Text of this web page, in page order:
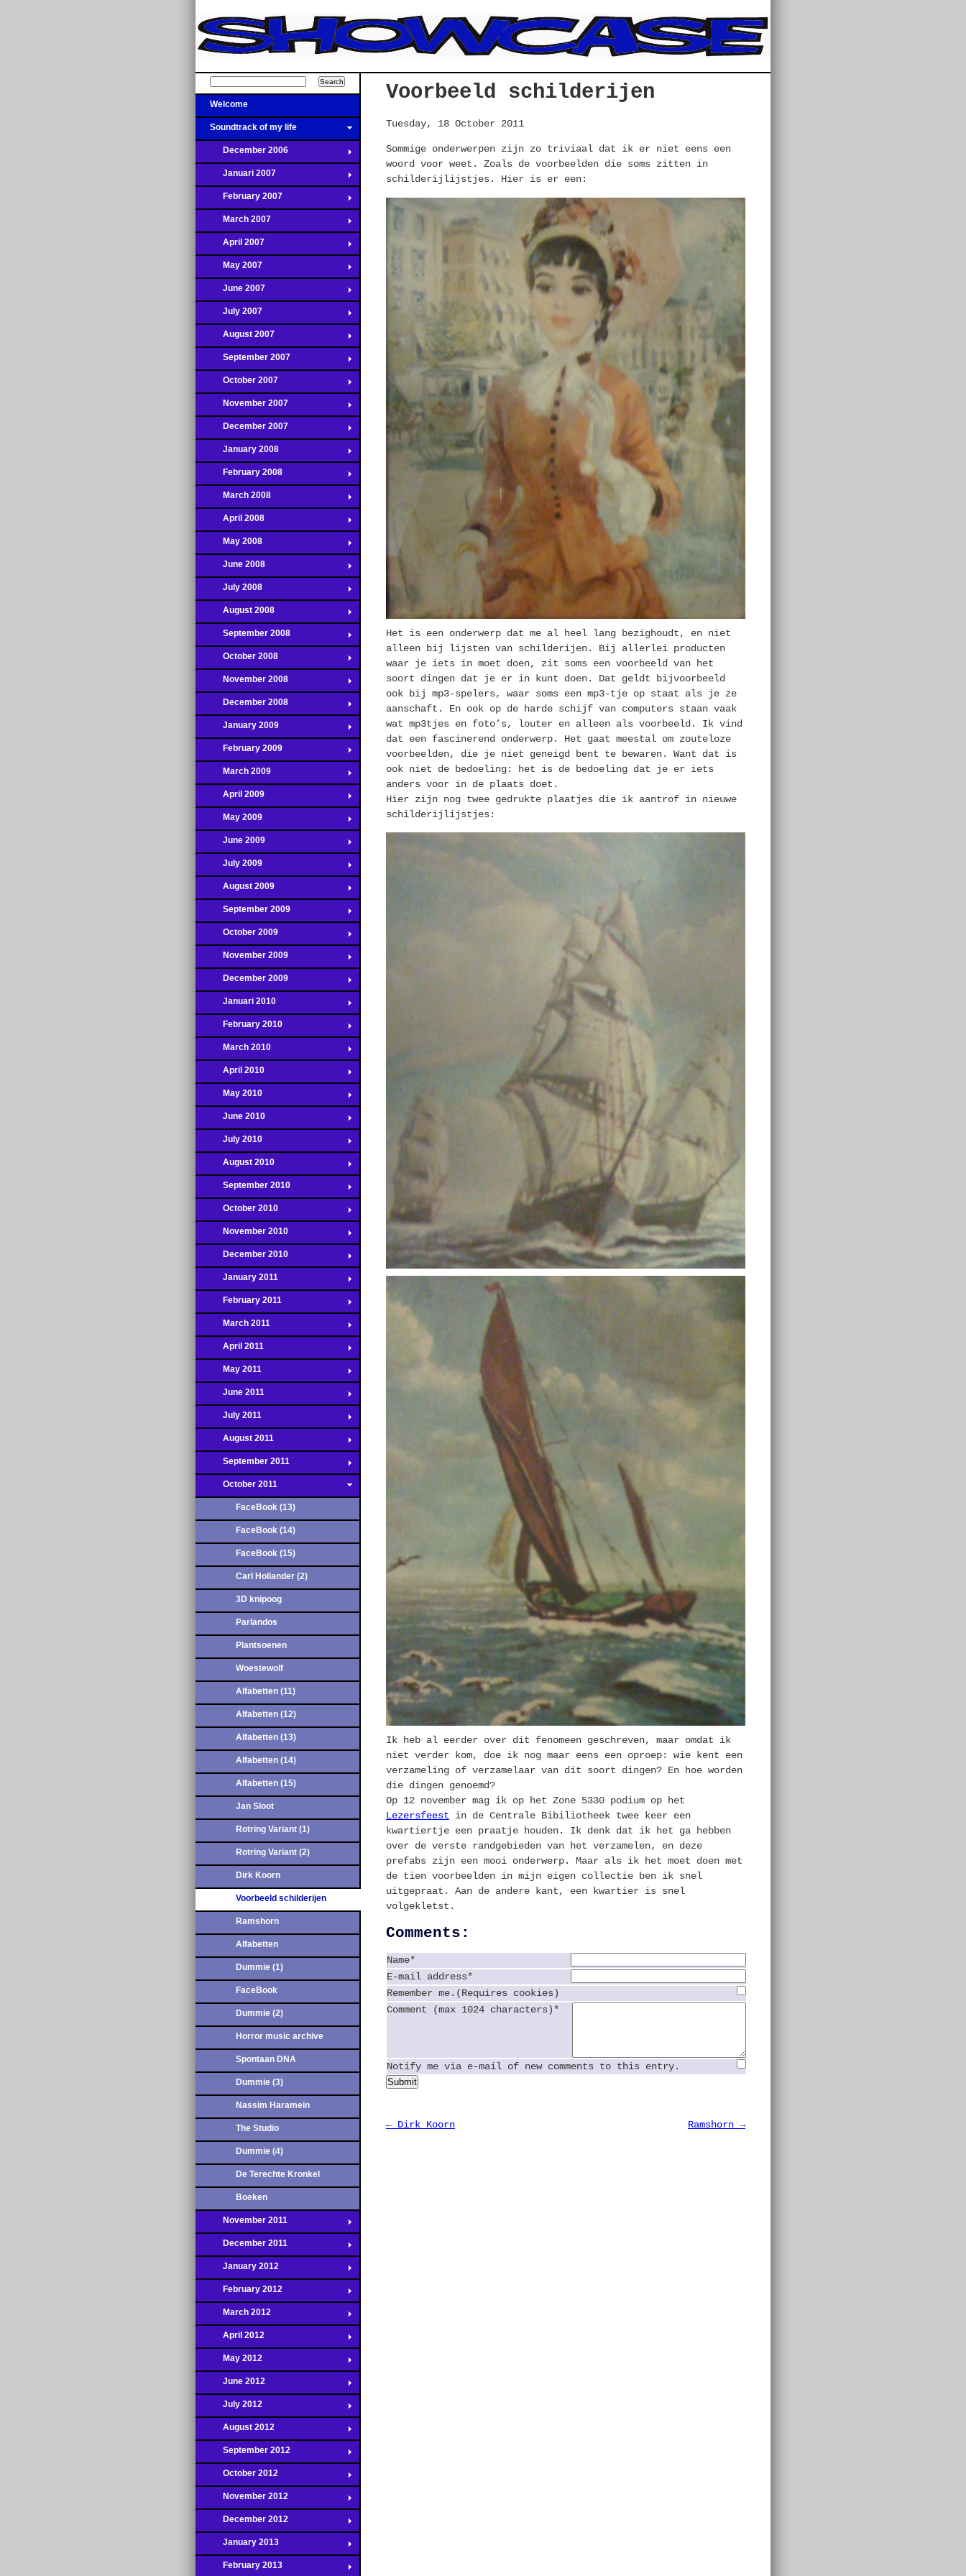
Welcome
Soundtrack of my life
December 2006
Januari 2007
February 2007
March 2007
April 2007
May 2007
June 2007
July 2007
August 2007
September 2007
October 2007
November 2007
December 2007
January 2008
February 2008
March 2008
April 2008
May 2008
June 2008
July 2008
August 2008
September 2008
October 2008
November 2008
December 2008
January 2009
February 2009
March 2009
April 2009
May 2009
June 2009
July 2009
August 2009
September 2009
October 2009
November 2009
December 2009
Januari 2010
February 2010
March 2010
April 2010
May 2010
June 2010
July 2010
August 2010
September 2010
October 2010
November 2010
December 2010
January 2011
February 2011
March 2011
April 2011
May 2011
June 2011
July 2011
August 2011
September 2011
October 2011
FaceBook (13)
FaceBook (14)
FaceBook (15)
Carl Hollander (2)
3D knipoog
Parlandos
Plantsoenen
Woestewolf
Alfabetten (11)
Alfabetten (12)
Alfabetten (13)
Alfabetten (14)
Alfabetten (15)
Jan Sloot
Rotring Variant (1)
Rotring Variant (2)
Dirk Koorn
Voorbeeld schilderijen
Ramshorn
Alfabetten
Dummie (1)
FaceBook
Dummie (2)
Horror music archive
Spontaan DNA
Dummie (3)
Nassim Haramein
The Studio
Dummie (4)
De Terechte Kronkel
Boeken
November 2011
December 2011
January 2012
February 2012
March 2012
April 2012
May 2012
June 2012
July 2012
August 2012
September 2012
October 2012
November 2012
December 2012
January 2013
February 2013
Voorbeeld schilderijen
Tuesday, 18 October 2011
Sommige onderwerpen zijn zo triviaal dat ik er niet eens een
woord voor weet. Zoals de voorbeelden die soms zitten in
schilderijlijstjes. Hier is er een:
Het is een onderwerp dat me al heel lang bezighoudt, en niet
alleen bij lijsten van schilderijen. Bij allerlei producten
waar je iets in moet doen, zit soms een voorbeeld van het
soort dingen dat je er in kunt doen. Dat geldt bijvoorbeeld
ook bij mp3-spelers, waar soms een mp3-tje op staat als je ze
aanschaft. En ook op de harde schijf van computers staan vaak
wat mp3tjes en foto’s, louter en alleen als voorbeeld. Ik vind
dat een fascinerend onderwerp. Het gaat meestal om zouteloze
voorbeelden, die je niet geneigd bent te bewaren. Want dat is
ook niet de bedoeling: het is de bedoeling dat je er iets
anders voor in de plaats doet.
Hier zijn nog twee gedrukte plaatjes die ik aantrof in nieuwe
schilderijlijstjes:
Ik heb al eerder over dit fenomeen geschreven, maar omdat ik
niet verder kom, doe ik nog maar eens een oproep: wie kent een
verzameling of verzamelaar van dit soort dingen? En hoe worden
die dingen genoemd?
Op 12 november mag ik op het Zone 5330 podium op het
Lezersfeest in de Centrale Bibiliotheek twee keer een
kwartiertje een praatje houden. Ik denk dat ik het ga hebben
over de verste randgebieden van het verzamelen, en deze
prefabs zijn een mooi onderwerp. Maar als ik het moet doen met
de tien voorbeelden in mijn eigen collectie ben ik snel
uitgepraat. Aan de andere kant, een kwartier is snel
volgekletst.
Comments:
Name*
E-mail address*
Remember me.(Requires cookies)
Comment (max 1024 characters)*
Notify me via e-mail of new comments to this entry.
Submit
← Dirk Koorn Ramshorn →